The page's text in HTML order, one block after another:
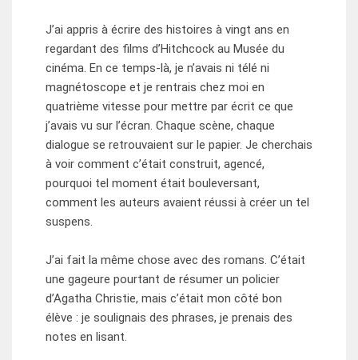
J’ai appris à écrire des histoires à vingt ans en
regardant des films d’Hitchcock au Musée du
cinéma. En ce temps-là, je n’avais ni télé ni
magnétoscope et je rentrais chez moi en
quatrième vitesse pour mettre par écrit ce que
j’avais vu sur l’écran. Chaque scène, chaque
dialogue se retrouvaient sur le papier. Je cherchais
à voir comment c’était construit, agencé,
pourquoi tel moment était bouleversant,
comment les auteurs avaient réussi à créer un tel
suspens.
J’ai fait la même chose avec des romans. C’était
une gageure pourtant de résumer un policier
d’Agatha Christie, mais c’était mon côté bon
élève : je soulignais des phrases, je prenais des
notes en lisant.